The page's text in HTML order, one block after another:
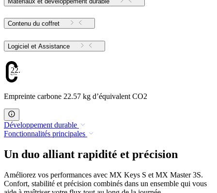
Contenu du coffret
Logiciel et Assistance
22.57
Empreinte carbone 22.57 kg d’équivalent CO2
Développement durable
Fonctionnalités principales
Un duo alliant rapidité et précision
Améliorez vos performances avec MX Keys S et MX Master 3S.
Confort, stabilité et précision combinés dans un ensemble qui vous